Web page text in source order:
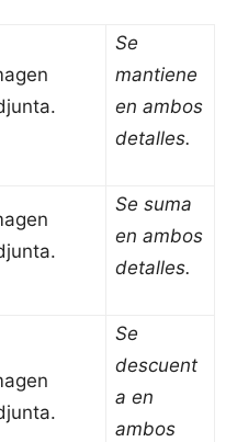
Se
mantiene
en ambos
detalles.
Se suma
en ambos
detalles.
Se
descuent
a en
ambos